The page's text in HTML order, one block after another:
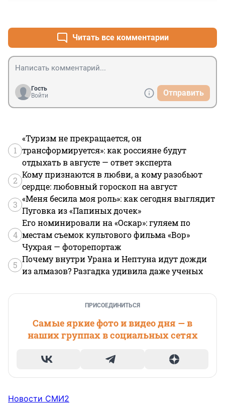
Читать все комментарии
Гость
Войти
Отправить
1
«Туризм не прекращается, он
трансформируется»: как россияне будут
отдыхать в августе — ответ эксперта
2
Кому признаются в любви, а кому разобьют
сердце: любовный гороскоп на август
3
«Меня бесила моя роль»: как сегодня выглядит
Пуговка из «Папиных дочек»
4
Его номинировали на «Оскар»: гуляем по
местам съемок культового фильма «Вор»
Чухрая — фоторепортаж
5
Почему внутри Урана и Нептуна идут дожди
из алмазов? Разгадка удивила даже ученых
ПРИСОЕДИНИТЬСЯ
Самые яркие фото и видео дня — в
наших группах в социальных сетях
Новости СМИ2